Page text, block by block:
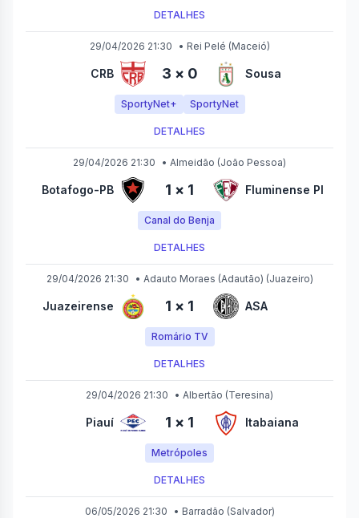
DETALHES
29/04/2026 21:30 • Rei Pelé (Maceió)
CRB 3 × 0 Sousa
SportyNet+ SportyNet
DETALHES
29/04/2026 21:30 • Almeidão (João Pessoa)
Botafogo-PB 1 × 1 Fluminense PI
Canal do Benja
DETALHES
29/04/2026 21:30 • Adauto Moraes (Adautão) (Juazeiro)
Juazeirense 1 × 1 ASA
Romário TV
DETALHES
29/04/2026 21:30 • Albertão (Teresina)
Piauí 1 × 1 Itabaiana
Metrópoles
DETALHES
06/05/2026 21:30 • Barradão (Salvador)